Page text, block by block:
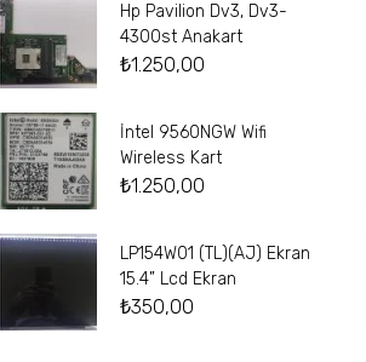
Hp Pavilion Dv3, Dv3-
4300st Anakart
₺1.250,00
İntel 9560NGW Wifi
Wireless Kart
₺1.250,00
LP154W01 (TL)(AJ) Ekran
15.4” Lcd Ekran
₺350,00